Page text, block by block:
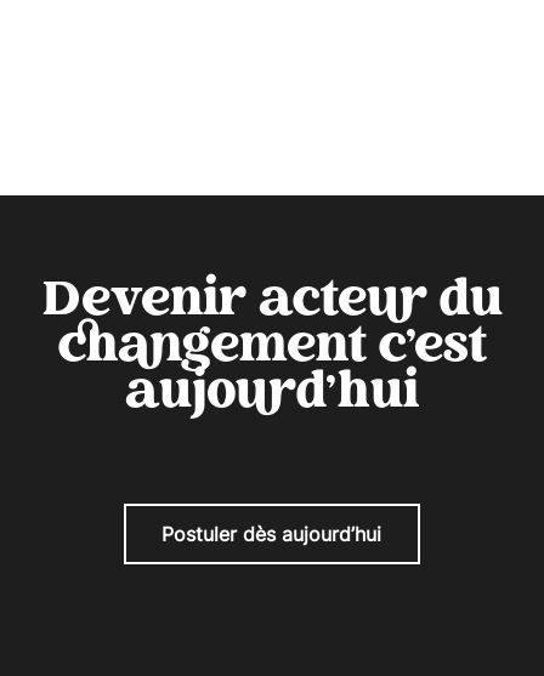
Devenir acteur du
changement c'est
aujourd'hui
Postuler dès aujourd’hui